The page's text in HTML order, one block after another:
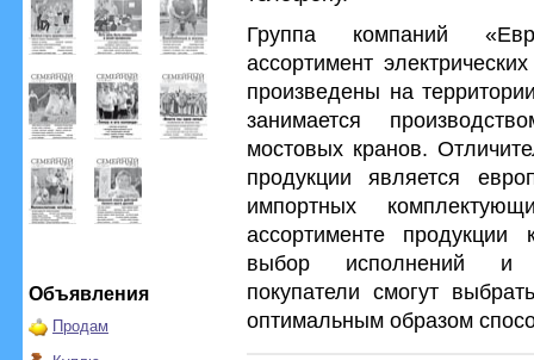
Объявления
Продам
Группа компаний
ассортимент
произведены на
занимается
мостовых кранов.
продукции является
импортных
ассортименте продукции
выбор исполнений и
покупатели смогут
оптимальным образом